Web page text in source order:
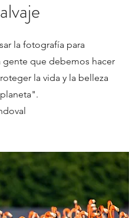
la fotografía para
gente que debemos hacer
la vida y la belleza